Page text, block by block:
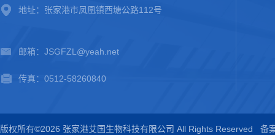
地址：张家港市凤凰镇西塘公路112号
邮箱：JSGFZL@yeah.net
传真：0512-58260840
版权所有©2026 张家港艾国生物科技有限公司 All Rights Reserved 备